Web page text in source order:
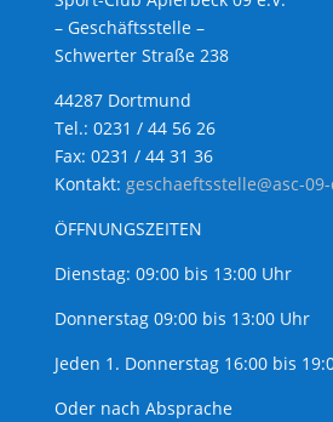
– Geschäftsstelle –
Schwerter Straße 238
44287 Dortmund
Tel.: 0231 / 44 56 26
Fax: 0231 / 44 31 36
Kontakt: geschaeftsstelle@asc-
ÖFFNUNGSZEITEN
Dienstag: 09:00 bis 13:00 Uhr
Donnerstag 09:00 bis 13:00 Uhr
Jeden 1. Donnerstag 16:00 bis
Oder nach Absprache